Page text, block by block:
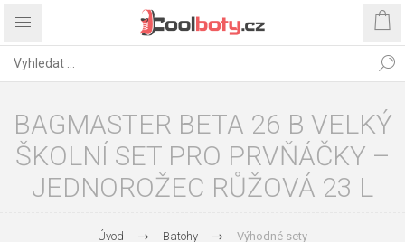
BAGMASTER BETA 26 B VELKÝ
ŠKOLNÍ SET PRO PRVŇÁČKY –
JEDNOROŽEC RŮŽOVÁ 23 L
Úvod Batohy Výhodné sety